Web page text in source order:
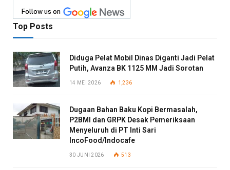
Follow us on
Top Posts
Diduga Pelat Mobil Dinas Diganti Jadi Pelat
Putih, Avanza BK 1125 MM Jadi Sorotan
14 MEI 2026 1,236
Dugaan Bahan Baku Kopi Bermasalah,
P2BMI dan GRPK Desak Pemeriksaan
Menyeluruh di PT Inti Sari
IncoFood/Indocafe
30 JUNI 2026 513